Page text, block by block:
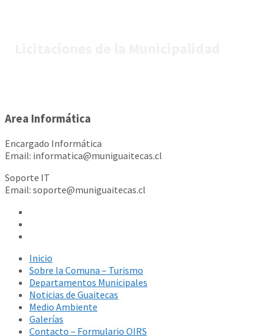
Area Informática
Encargado Informática
Email: informatica@muniguaitecas.cl
Soporte IT
Email: soporte@muniguaitecas.cl
Inicio
Sobre la Comuna – Turismo
Departamentos Municipales
Noticias de Guaitecas
Medio Ambiente
Galerías
Contacto – Formulario OIRS